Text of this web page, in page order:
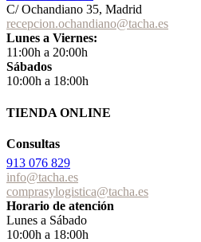
C/ Ochandiano 35, Madrid
recepcion.ochandiano@tacha.es
Lunes a Viernes:
11:00h a 20:00h
Sábados
10:00h a 18:00h
TIENDA ONLINE
Consultas
913 076 829
info@tacha.es
comprasylogistica@tacha.es
Horario de atención
Lunes a Sábado
10:00h a 18:00h